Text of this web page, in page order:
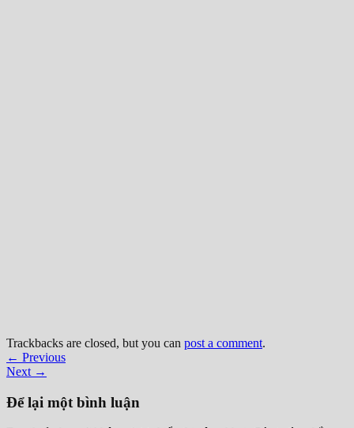
Trackbacks are closed, but you can post a comment.
← Previous
Next →
Để lại một bình luận